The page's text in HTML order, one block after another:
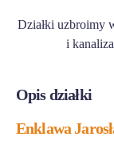
Działki uzbroimy
i
Opis działki
Enklawa